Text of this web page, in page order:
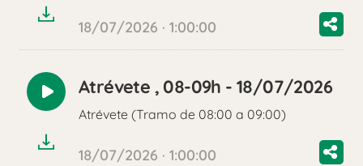
18/07/2026 · 1:00:00
Reproducir
audio
Atrévete , 08-09h - 18/07/2026
Atrévete (Tramo de 08:00 a 09:00)
18/07/2026 · 1:00:00